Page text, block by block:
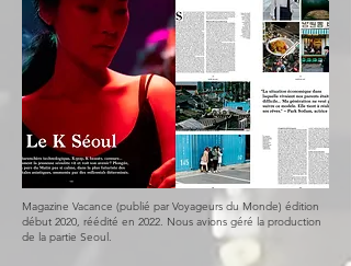
Magazine Vacance (publié par Voyageurs du Monde) édition
début 2020, réédité en 2022. Nous avions géré la production
de la partie Seoul.